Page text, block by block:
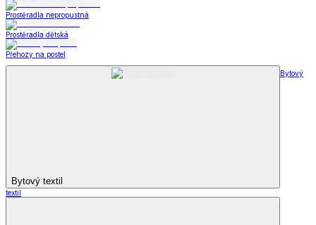
Prostěradla nepropustná
Prostěradla dětská
Přehozy na postel
Bytový textil
Bytový
textil